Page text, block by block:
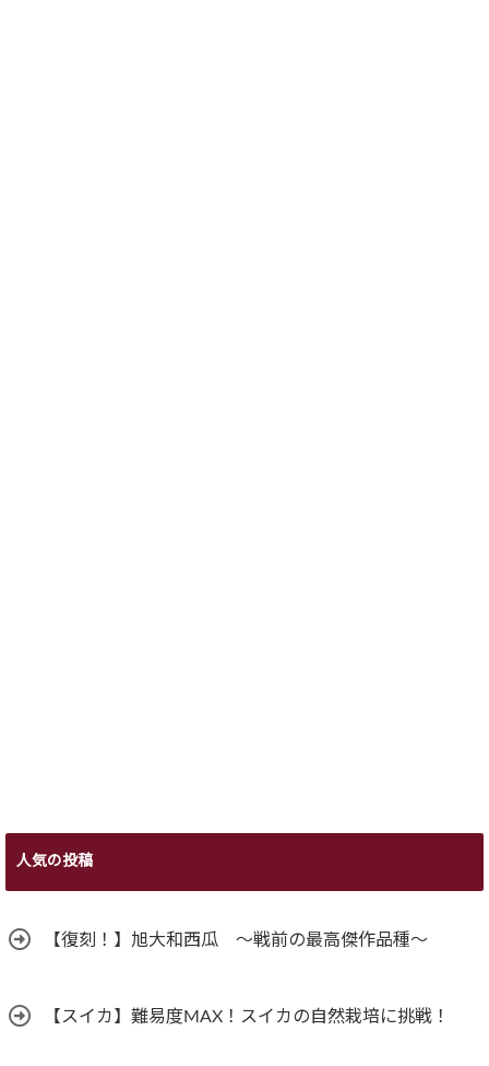
人気の投稿
【復刻！】旭大和西瓜 ～戦前の最高傑作品種～
【スイカ】難易度MAX！スイカの自然栽培に挑戦！